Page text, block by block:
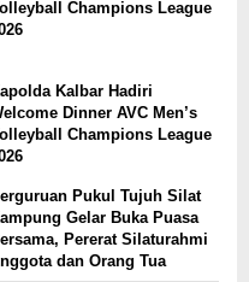
Champions League
Kalbar Hadiri
Dinner AVC Men’s
Champions League
Pukul Tujuh Silat
Gelar Buka Puasa
Pererat Silaturahmi
dan Orang Tua